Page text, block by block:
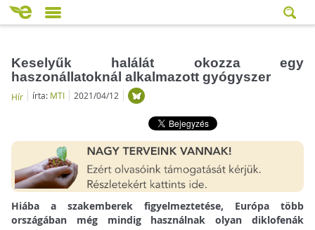
Keselyűk halálát okozza egy
haszonállatoknál alkalmazott gyógyszer
Hír írta: MTI 2021/04/12
Hiába a szakemberek figyelmeztetése, Európa több
országában még mindig használnak olyan diklofenák